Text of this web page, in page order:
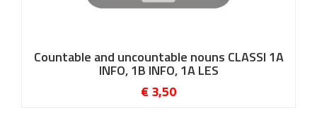
Countable and uncountable nouns CLASSI 1A
INFO, 1B INFO, 1A LES
€ 3,50